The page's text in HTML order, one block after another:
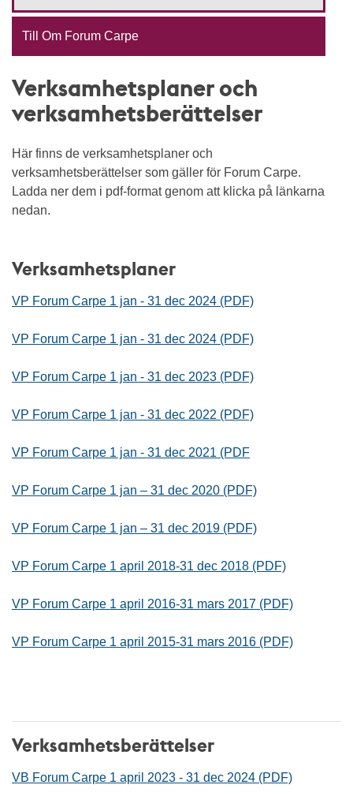
Till Om Forum Carpe
Verksamhetsplaner och
verksamhetsberättelser
Här finns de verksamhetsplaner och
verksamhetsberättelser som gäller för Forum Carpe.
Ladda ner dem i pdf-format genom att klicka på länkarna
nedan.
Verksamhetsplaner
VP Forum Carpe 1 jan - 31 dec 2024 (PDF)
VP Forum Carpe 1 jan - 31 dec 2024 (PDF)
VP Forum Carpe 1 jan - 31 dec 2023 (PDF)
VP Forum Carpe 1 jan - 31 dec 2022 (PDF)
VP Forum Carpe 1 jan - 31 dec 2021 (PDF
VP Forum Carpe 1 jan – 31 dec 2020 (PDF)
VP Forum Carpe 1 jan – 31 dec 2019 (PDF)
VP Forum Carpe 1 april 2018-31 dec 2018 (PDF)
VP Forum Carpe 1 april 2016-31 mars 2017 (PDF)
VP Forum Carpe 1 april 2015-31 mars 2016 (PDF)
Verksamhetsberättelser
VB Forum Carpe 1 april 2023 - 31 dec 2024 (PDF)